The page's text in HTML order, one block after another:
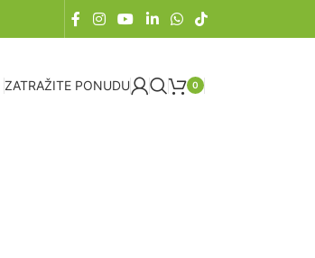
ZATRAŽITE PONUDU 0